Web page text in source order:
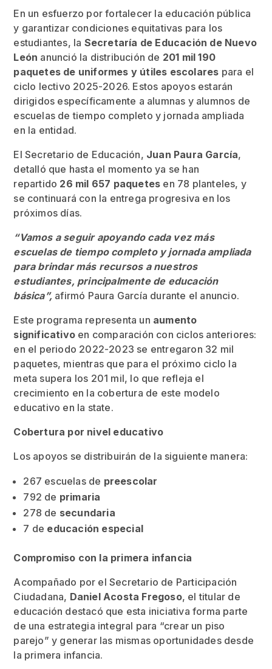
En un esfuerzo por fortalecer la educación pública
y garantizar condiciones equitativas para los
estudiantes, la Secretaría de Educación de Nuevo
León anunció la distribución de 201 mil 190
paquetes de uniformes y útiles escolares para el
ciclo lectivo 2025-2026. Estos apoyos estarán
dirigidos específicamente a alumnas y alumnos de
escuelas de tiempo completo y jornada ampliada
en la entidad.
El Secretario de Educación, Juan Paura García,
detalló que hasta el momento ya se han
repartido 26 mil 657 paquetes en 78 planteles, y
se continuará con la entrega progresiva en los
próximos días.
“Vamos a seguir apoyando cada vez más
escuelas de tiempo completo y jornada ampliada
para brindar más recursos a nuestros
estudiantes, principalmente de educación
básica”, afirmó Paura García durante el anuncio.
Este programa representa un aumento
significativo en comparación con ciclos anteriores:
en el periodo 2022-2023 se entregaron 32 mil
paquetes, mientras que para el próximo ciclo la
meta supera los 201 mil, lo que refleja el
crecimiento en la cobertura de este modelo
educativo en la state.
Cobertura por nivel educativo
Los apoyos se distribuirán de la siguiente manera:
267 escuelas de preescolar
792 de primaria
278 de secundaria
7 de educación especial
Compromiso con la primera infancia
Acompañado por el Secretario de Participación
Ciudadana, Daniel Acosta Fregoso, el titular de
educación destacó que esta iniciativa forma parte
de una estrategia integral para “crear un piso
parejo” y generar las mismas oportunidades desde
la primera infancia.